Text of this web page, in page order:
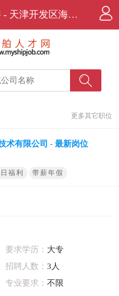
暖通工程师招聘 - 天津开发区海宁船舶工程技术有限公司 - 船舶人才网
更多其它职位
术有限公司 - 最新岗位
福利 带薪年假
要求学历： 大专
招聘人数： 3人
专业要求： 不限